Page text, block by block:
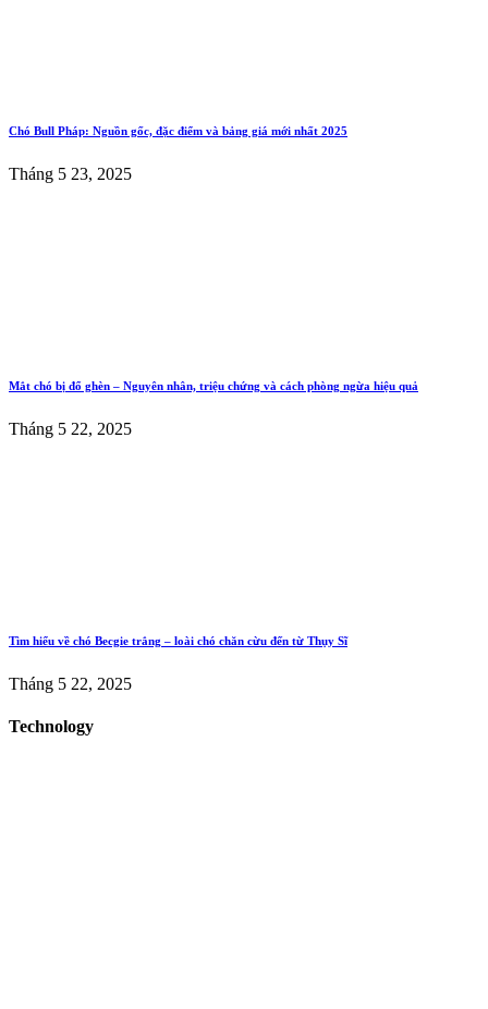
Chó Bull Pháp: Nguồn gốc, đặc điểm và bảng giá mới nhất 2025
Tháng 5 23, 2025
Mắt chó bị đổ ghèn – Nguyên nhân, triệu chứng và cách phòng ngừa hiệu quả
Tháng 5 22, 2025
Tìm hiểu về chó Becgie trắng – loài chó chăn cừu đến từ Thụy Sĩ
Tháng 5 22, 2025
Technology